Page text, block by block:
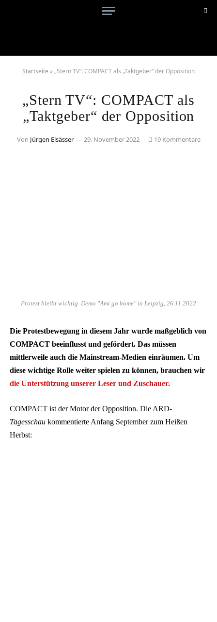
Startseite »„Stern TV“: COMPACT als „Taktgeber“ der Opposition
„Stern TV“: COMPACT als
„Taktgeber“ der Opposition
Von Jürgen Elsässer 29. November 2022 19 Kommentare
Protest bleibt wichtig. Demo "Ami go home" in Leipzig, 26.11.2022
Die Protestbewegung in diesem Jahr wurde maßgeblich von
COMPACT beeinflusst und gefördert. Das müssen
mittlerweile auch die Mainstream-Medien einräumen. Um
diese wichtige Rolle weiter spielen zu können, brauchen wir
die Unterstützung unserer Leser und Zuschauer.
COMPACT ist der Motor der Opposition. Die ARD-
Tagesschau kommentierte Anfang September zum Heißen
Herbst: